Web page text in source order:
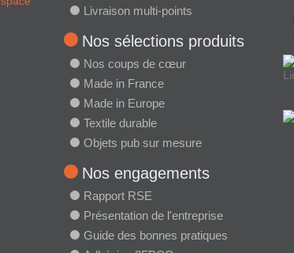
Livraison multi-points
Nos sélections produits
Nos coups de cœur
Made in France
Made in Europe
Textile durable
Objets pub sur mesure
Nos engagements
Rapport RSE
Présentation de l'entreprise
Guide des bonnes pratiques